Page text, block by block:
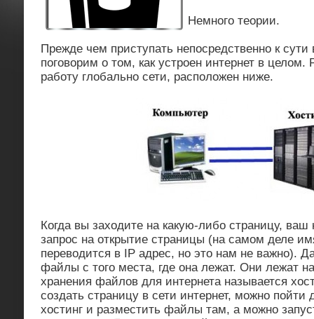
Немного теории.
Прежде чем приступать непосредственно к сути
поговорим о том, как устроен интернет в
работу глобально сети, расположен ниже.
Когда вы заходите на какую-либо страницу,
запрос на открытие страницы (на самом деле
переводится в IP адрес, но это нам не важно).
файлы с того места, где она лежат. Они лежат
хранения файлов для интернета называется
создать страницу в сети интернет, можно
хостинг и разместить файлы там, а можно